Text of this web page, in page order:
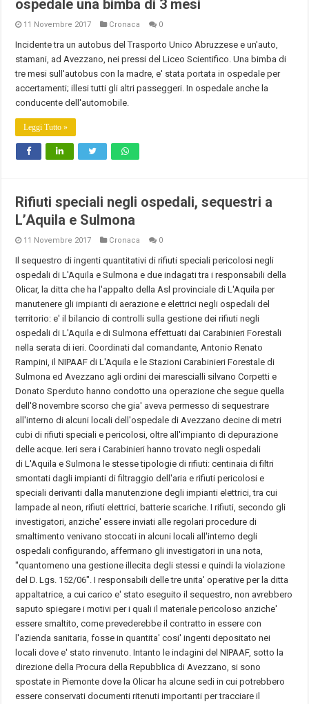
ospedale una bimba di 3 mesi
11 Novembre 2017 Cronaca 0
Incidente tra un autobus del Trasporto Unico Abruzzese e un'auto,
stamani, ad Avezzano, nei pressi del Liceo Scientifico. Una bimba di
tre mesi sull'autobus con la madre, e' stata portata in ospedale per
accertamenti; illesi tutti gli altri passeggeri. In ospedale anche la
conducente dell'automobile.
Leggi Tutto »
Rifiuti speciali negli ospedali, sequestri a
L’Aquila e Sulmona
11 Novembre 2017 Cronaca 0
Il sequestro di ingenti quantitativi di rifiuti speciali pericolosi negli
ospedali di L'Aquila e Sulmona e due indagati tra i responsabili della
Olicar, la ditta che ha l'appalto della Asl provinciale di L'Aquila per
manutenere gli impianti di aerazione e elettrici negli ospedali del
territorio: e' il bilancio di controlli sulla gestione dei rifiuti negli
ospedali di L'Aquila e di Sulmona effettuati dai Carabinieri Forestali
nella serata di ieri. Coordinati dal comandante, Antonio Renato
Rampini, il NIPAAF di L'Aquila e le Stazioni Carabinieri Forestale di
Sulmona ed Avezzano agli ordini dei marescialli silvano Corpetti e
Donato Sperduto hanno condotto una operazione che segue quella
dell'8 novembre scorso che gia' aveva permesso di sequestrare
all'interno di alcuni locali dell'ospedale di Avezzano decine di metri
cubi di rifiuti speciali e pericolosi, oltre all'impianto di depurazione
delle acque. Ieri sera i Carabinieri hanno trovato negli ospedali
di L'Aquila e Sulmona le stesse tipologie di rifiuti: centinaia di filtri
smontati dagli impianti di filtraggio dell'aria e rifiuti pericolosi e
speciali derivanti dalla manutenzione degli impianti elettrici, tra cui
lampade al neon, rifiuti elettrici, batterie scariche. I rifiuti, secondo gli
investigatori, anziche' essere inviati alle regolari procedure di
smaltimento venivano stoccati in alcuni locali all'interno degli
ospedali configurando, affermano gli investigatori in una nota,
"quantomeno una gestione illecita degli stessi e quindi la violazione
del D. Lgs. 152/06". I responsabili delle tre unita' operative per la ditta
appaltatrice, a cui carico e' stato eseguito il sequestro, non avrebbero
saputo spiegare i motivi per i quali il materiale pericoloso anziche'
essere smaltito, come prevederebbe il contratto in essere con
l'azienda sanitaria, fosse in quantita' cosi' ingenti depositato nei
locali dove e' stato rinvenuto. Intanto le indagini del NIPAAF, sotto la
direzione della Procura della Repubblica di Avezzano, si sono
spostate in Piemonte dove la Olicar ha alcune sedi in cui potrebbero
essere conservati documenti ritenuti importanti per tracciare il